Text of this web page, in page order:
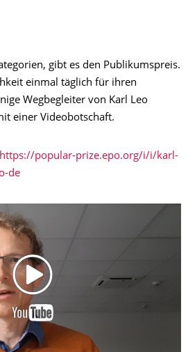
gibt es den Publikumspreis.
einmal täglich für ihren
Wegbegleiter von Karl Leo
einer Videobotschaft.
https://popular-prize.epo.org/i/i/karl-
de